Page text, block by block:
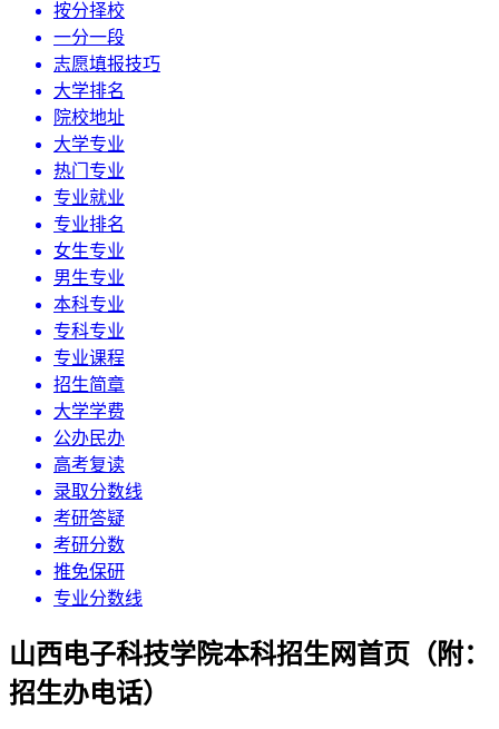
按分择校
一分一段
志愿填报技巧
大学排名
院校地址
大学专业
热门专业
专业就业
专业排名
女生专业
男生专业
本科专业
专科专业
专业课程
招生简章
大学学费
公办民办
高考复读
录取分数线
考研答疑
考研分数
推免保研
专业分数线
山西电子科技学院本科招生网首页（附：
招生办电话）